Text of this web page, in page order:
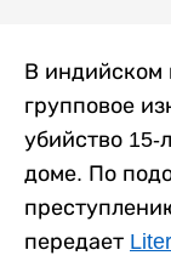
В индийском
групповое
убийство 15-
доме. По
передает